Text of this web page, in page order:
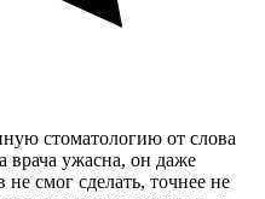
стоматологию от слова
врача ужасна, он даже
смог сделать, точнее не